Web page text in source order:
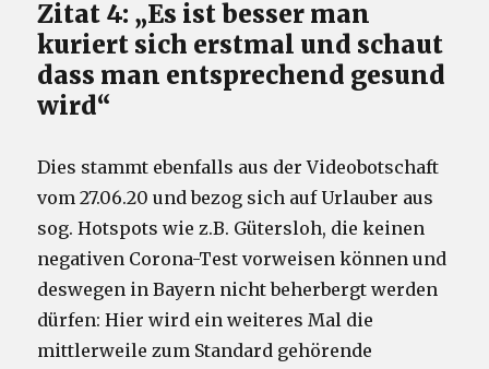
Zitat 4: „Es ist besser man
kuriert sich erstmal und schaut
dass man entsprechend gesund
wird“
Dies stammt ebenfalls aus der Videobotschaft
vom 27.06.20 und bezog sich auf Urlauber aus
sog. Hotspots wie z.B. Gütersloh, die keinen
negativen Corona-Test vorweisen können und
deswegen in Bayern nicht beherbergt werden
dürfen: Hier wird ein weiteres Mal die
mittlerweile zum Standard gehörende